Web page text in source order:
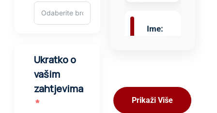
Ukratko o
vašim
zahtjevima
Profil:
godina
Prikaži Više